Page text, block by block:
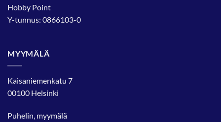
Hobby Point
Y-tunnus: 0866103-0
MYYMÄLÄ
Kaisaniemenkatu 7
00100 Helsinki
Puhelin, myymälä